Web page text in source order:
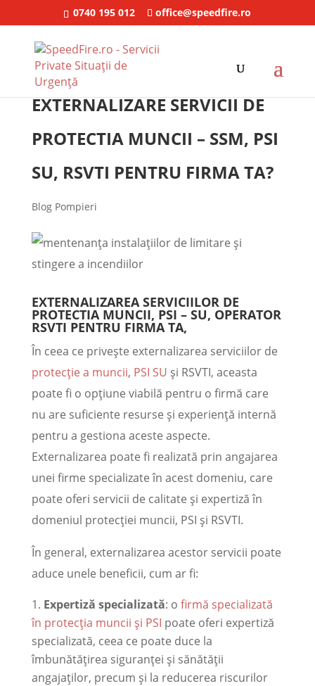
0740 195 012 office@speedfire.ro
EXTERNALIZARE SERVICII DE
PROTECTIA MUNCII – SSM, PSI
SU, RSVTI PENTRU FIRMA TA?
Blog Pompieri
EXTERNALIZAREA SERVICIILOR DE
PROTECTIA MUNCII, PSI – SU, OPERATOR
RSVTI PENTRU FIRMA TA,
În ceea ce privește externalizarea serviciilor de
protecție a muncii, PSI SU și RSVTI, aceasta
poate fi o opțiune viabilă pentru o firmă care
nu are suficiente resurse și experiență internă
pentru a gestiona aceste aspecte.
Externalizarea poate fi realizată prin angajarea
unei firme specializate în acest domeniu, care
poate oferi servicii de calitate și expertiză în
domeniul protecției muncii, PSI și RSVTI.
În general, externalizarea acestor servicii poate
aduce unele beneficii, cum ar fi:
Expertiză specializată: o firmă specializată
în protecția muncii și PSI poate oferi expertiză
specializată, ceea ce poate duce la
îmbunătățirea siguranței și sănătății
angajaților, precum și la reducerea riscurilor